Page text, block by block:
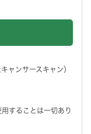
ャンサースキャン）
することは一切あり